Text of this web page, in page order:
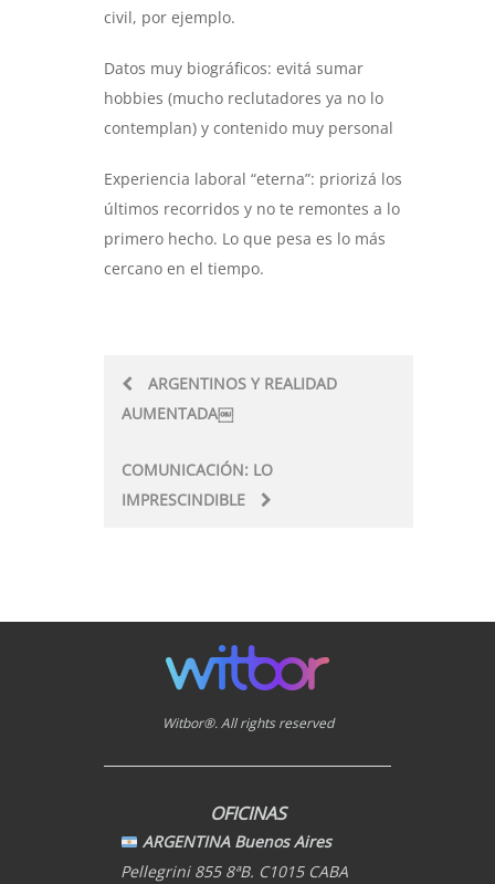
civil, por ejemplo.
Datos muy biográficos: evitá sumar
hobbies (mucho reclutadores ya no lo
contemplan) y contenido muy personal
Experiencia laboral “eterna”: priorizá los
últimos recorridos y no te remontes a lo
primero hecho. Lo que pesa es lo más
cercano en el tiempo.
Post
navigation
ARGENTINOS Y REALIDAD
AUMENTADA￼
COMUNICACIÓN: LO
IMPRESCINDIBLE
Witbor®. All rights reserved
OFICINAS
ARGENTINA Buenos Aires
Pellegrini 855 8ªB. C1015 CABA